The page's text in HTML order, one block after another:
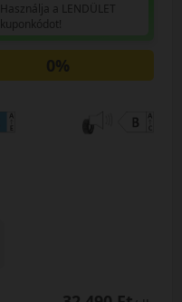
Használja a LENDÜLET
kuponkódot!
0%